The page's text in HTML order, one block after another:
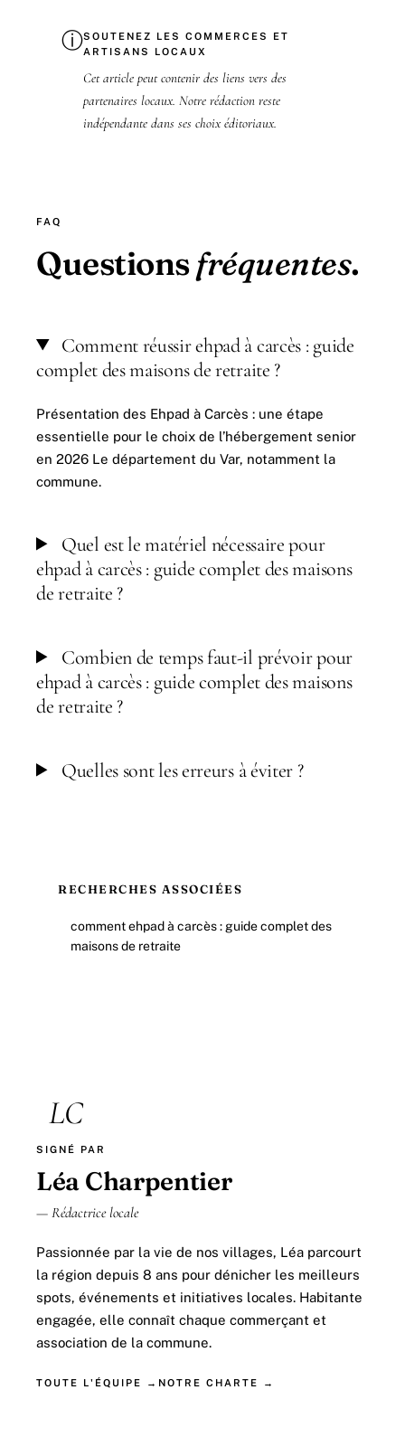
ⓘSOUTENEZ LES COMMERCES ET
ARTISANS LOCAUX
Cet article peut contenir des liens vers des
partenaires locaux. Notre rédaction reste
indépendante dans ses choix éditoriaux.
FAQ
Questionsfréquentes.
Comment réussir ehpad à carcès : guide
complet des maisons de retraite ?
Présentation des Ehpad à Carcès : une étape
essentielle pour le choix de l’hébergement senior
en 2026 Le département du Var, notamment la
commune.
Quel est le matériel nécessaire pour
ehpad à carcès : guide complet des maisons
de retraite ?
Combien de temps faut-il prévoir pour
ehpad à carcès : guide complet des maisons
de retraite ?
Quelles sont les erreurs à éviter ?
RECHERCHES ASSOCIÉES
comment ehpad à carcès : guide complet des
maisons de retraite
LC
SIGNÉ PAR
Léa Charpentier
— Rédactrice locale
Passionnée par la vie de nos villages, Léa parcourt
la région depuis 8 ans pour dénicher les meilleurs
spots, événements et initiatives locales. Habitante
engagée, elle connaît chaque commerçant et
association de la commune.
TOUTE L'ÉQUIPE → NOTRE CHARTE →